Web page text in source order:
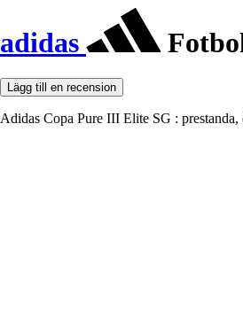
adidas
Lägg till en recension
Adidas Copa Pure III Elite SG :